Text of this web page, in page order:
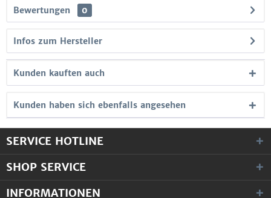
Bewertungen 0
Infos zum Hersteller
Kunden kauften auch
Kunden haben sich ebenfalls angesehen
SERVICE HOTLINE
SHOP SERVICE
INFORMATIONEN